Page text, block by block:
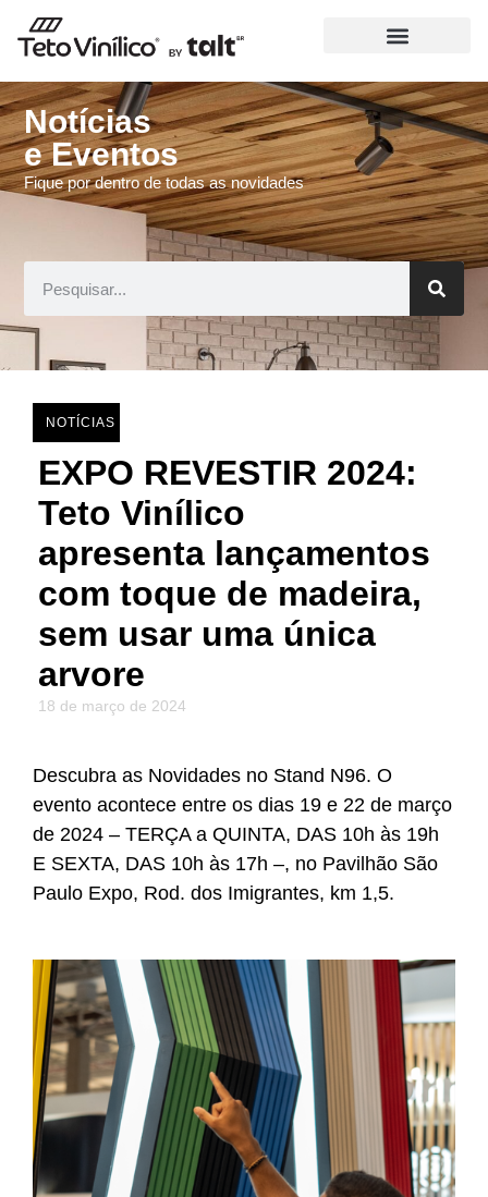
Notícias
e Eventos
Fique por dentro de todas as novidades
NOTÍCIAS
EXPO REVESTIR 2024:
Teto Vinílico
apresenta lançamentos
com toque de madeira,
sem usar uma única
arvore
18 de março de 2024
Descubra as Novidades no Stand N96. O
evento acontece entre os dias 19 e 22 de março
de 2024 – TERÇA a QUINTA, DAS 10h às 19h
E SEXTA, DAS 10h às 17h –, no Pavilhão São
Paulo Expo, Rod. dos Imigrantes, km 1,5.